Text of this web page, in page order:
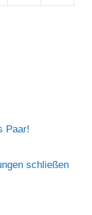
Paar!
schließen